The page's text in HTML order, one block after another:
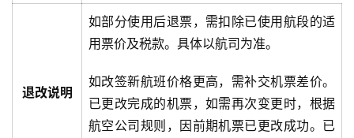
退改说明
如部分使用后退票，需扣除已使用航段的适
用票价及税款。具体以航司为准。
如改签新航班价格更高，需补交机票差价。
已更改完成的机票，如需再次变更时，根据
航空公司规则，因前期机票已更改成功。已